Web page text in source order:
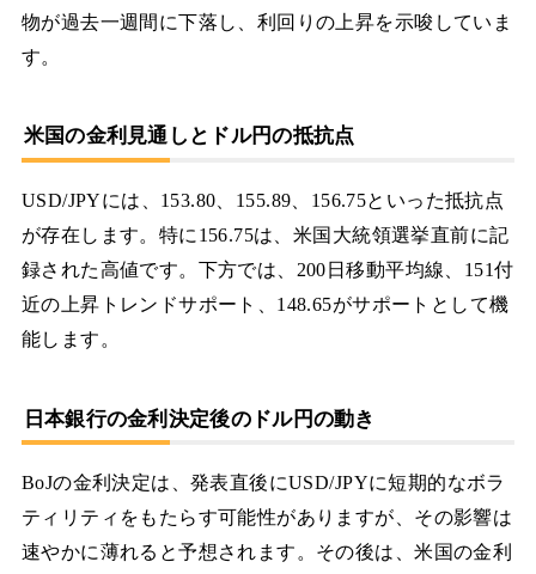
物が過去一週間に下落し、利回りの上昇を示唆していま
す。
米国の金利見通しとドル円の抵抗点
USD/JPYには、153.80、155.89、156.75といった抵抗点
が存在します。特に156.75は、米国大統領選挙直前に記
録された高値です。下方では、200日移動平均線、151付
近の上昇トレンドサポート、148.65がサポートとして機
能します。
日本銀行の金利決定後のドル円の動き
BoJの金利決定は、発表直後にUSD/JPYに短期的なボラ
ティリティをもたらす可能性がありますが、その影響は
速やかに薄れると予想されます。その後は、米国の金利